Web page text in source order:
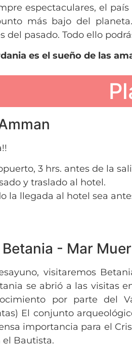
espectaculares, el
más bajo del
del pasado. Todo ello
es el sueño de las
3 hrs. antes de la
y traslado al hotel.
la llegada al hotel sea
- Mar
visitaremos
se abrió a las visitas
por parte del
El conjunto
importancia para el
Bautista.